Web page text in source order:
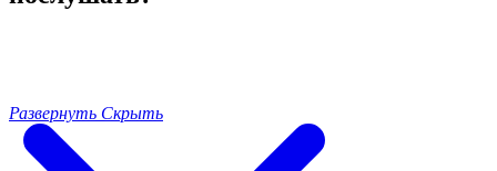
Развернуть Скрыть